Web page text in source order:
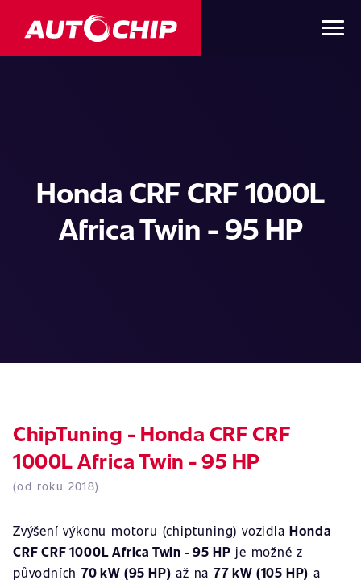
Honda CRF CRF 1000L
Africa Twin - 95 HP
ChipTuning - Honda CRF CRF
1000L Africa Twin - 95 HP
(od roku 2018)
Zvýšení výkonu motoru (chiptuning) vozidlaHonda
CRF CRF 1000L Africa Twin - 95 HP je možné z
původních70 kW (95 HP) až na77 kW (105 HP) a